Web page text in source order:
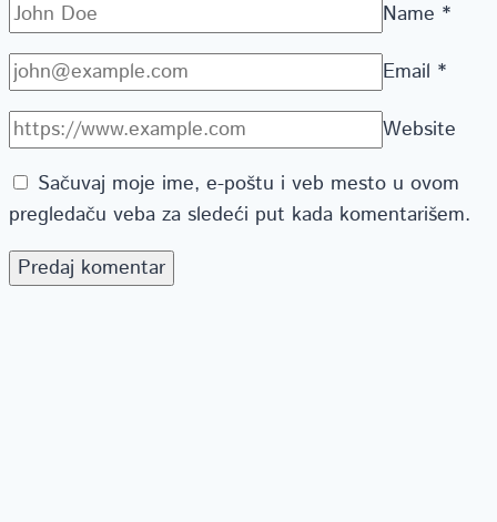
Name *
Email *
Website
Sačuvaj moje ime, e-poštu i veb mesto u ovom
pregledaču veba za sledeći put kada komentarišem.